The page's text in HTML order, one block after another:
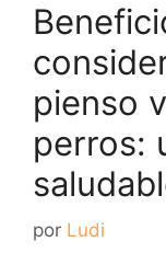
pienso
perros:
por Ludi